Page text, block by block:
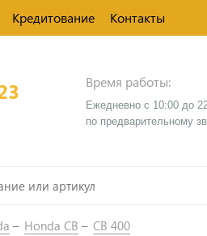
Кредитование Контакты
Время работы:
Ежедневно с 10:00 до
​по предварительному
Honda CB CB 400